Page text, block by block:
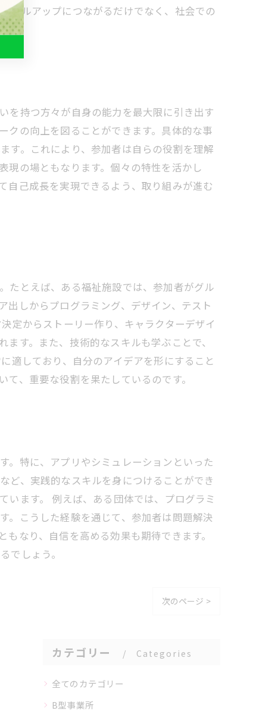
キルアップにつながるだけでなく、社会での
を持つ方々が自身の能力を最大限に引き出す
クの向上を図ることができます。具体的な事
す。これにより、参加者は自らの役割を理解
現の場ともなります。個々の特性を活かし
自己成長を実現できるよう、取り組みが進む
たとえば、ある福祉施設では、参加者がグル
出しからプログラミング、デザイン、テスト
定からストーリー作り、キャラクターデザイ
す。また、技術的なスキルも学ぶことで、
適しており、自分のアイデアを形にすること
、重要な役割を果たしているのです。
。特に、アプリやシミュレーションといった
ど、実践的なスキルを身につけることができ
います。 例えば、ある団体では、プログラミ
。こうした経験を通じて、参加者は問題解決
なり、自信を高める効果も期待できます。
でしょう。
次のページ >
カテゴリー Categories
全てのカテゴリー
B型事業所